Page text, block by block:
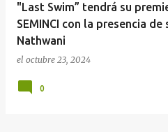
"Last Swim” tendrá su
SEMINCI con la presencia de
Nathwani
el octubre 23, 2024
0